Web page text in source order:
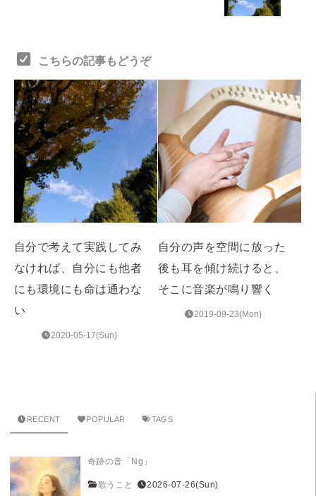
こちらの記事もどうぞ
自分で考えて実践してみ
なければ、自分にも他者
にも環境にも命は通わな
い
2020-05-17(Sun)
自分の声を空間に放った
後も耳を傾け続けると、
そこに音楽が鳴り響く
2019-09-23(Mon)
RECENT POPULAR TAGS
奇跡の音「Ng」
歌うこと 2026-07-26(Sun)